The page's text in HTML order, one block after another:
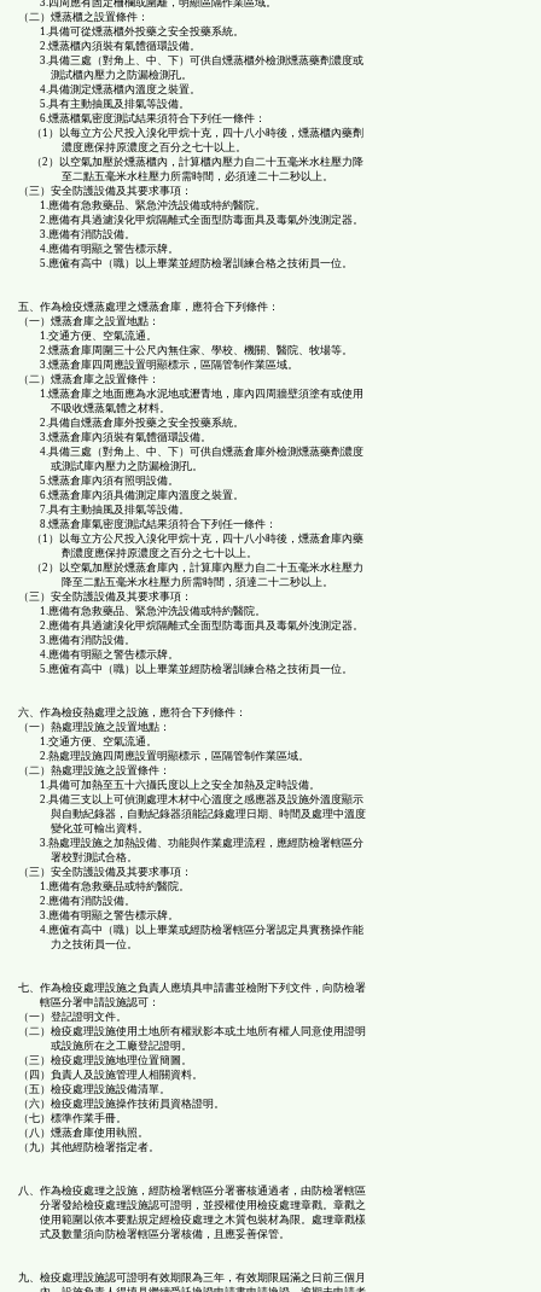
3.四周應有固定柵欄或圍籬，明顯區隔作業區域。
（二）燻蒸櫃之設置條件：
1.具備可從燻蒸櫃外投藥之安全投藥系統。
2.燻蒸櫃內須裝有氣體循環設備。
3.具備三處（對角上、中、下）可供自燻蒸櫃外檢測燻蒸藥劑濃度或
測試櫃內壓力之防漏檢測孔。
4.具備測定燻蒸櫃內溫度之裝置。
5.具有主動抽風及排氣等設備。
6.燻蒸櫃氣密度測試結果須符合下列任一條件：
（1）以每立方公尺投入溴化甲烷十克，四十八小時後，燻蒸櫃內藥劑
濃度應保持原濃度之百分之七十以上。
（2）以空氣加壓於燻蒸櫃內，計算櫃內壓力自二十五毫米水柱壓力降
至二點五毫米水柱壓力所需時間，必須達二十二秒以上。
（三）安全防護設備及其要求事項：
1.應備有急救藥品、緊急沖洗設備或特約醫院。
2.應備有具過濾溴化甲烷隔離式全面型防毒面具及毒氣外洩測定器。
3.應備有消防設備。
4.應備有明顯之警告標示牌。
5.應僱有高中（職）以上畢業並經防檢署訓練合格之技術員一位。
五、作為檢疫燻蒸處理之燻蒸倉庫，應符合下列條件：
（一）燻蒸倉庫之設置地點：
1.交通方便、空氣流通。
2.燻蒸倉庫周圍三十公尺內無住家、學校、機關、醫院、牧場等。
3.燻蒸倉庫四周應設置明顯標示，區隔管制作業區域。
（二）燻蒸倉庫之設置條件：
1.燻蒸倉庫之地面應為水泥地或瀝青地，庫內四周牆壁須塗有或使用
不吸收燻蒸氣體之材料。
2.具備自燻蒸倉庫外投藥之安全投藥系統。
3.燻蒸倉庫內須裝有氣體循環設備。
4.具備三處（對角上、中、下）可供自燻蒸倉庫外檢測燻蒸藥劑濃度
或測試庫內壓力之防漏檢測孔。
5.燻蒸倉庫內須有照明設備。
6.燻蒸倉庫內須具備測定庫內溫度之裝置。
7.具有主動抽風及排氣等設備。
8.燻蒸倉庫氣密度測試結果須符合下列任一條件：
（1）以每立方公尺投入溴化甲烷十克，四十八小時後，燻蒸倉庫內藥
劑濃度應保持原濃度之百分之七十以上。
（2）以空氣加壓於燻蒸倉庫內，計算庫內壓力自二十五毫米水柱壓力
降至二點五毫米水柱壓力所需時間，須達二十二秒以上。
（三）安全防護設備及其要求事項：
1.應備有急救藥品、緊急沖洗設備或特約醫院。
2.應備有具過濾溴化甲烷隔離式全面型防毒面具及毒氣外洩測定器。
3.應備有消防設備。
4.應備有明顯之警告標示牌。
5.應僱有高中（職）以上畢業並經防檢署訓練合格之技術員一位。
六、作為檢疫熱處理之設施，應符合下列條件：
（一）熱處理設施之設置地點：
1.交通方便、空氣流通。
2.熱處理設施四周應設置明顯標示，區隔管制作業區域。
（二）熱處理設施之設置條件：
1.具備可加熱至五十六攝氏度以上之安全加熱及定時設備。
2.具備三支以上可偵測處理木材中心溫度之感應器及設施外溫度顯示
與自動紀錄器，自動紀錄器須能記錄處理日期、時間及處理中溫度
變化並可輸出資料。
3.熱處理設施之加熱設備、功能與作業處理流程，應經防檢署轄區分
署校對測試合格。
（三）安全防護設備及其要求事項：
1.應備有急救藥品或特約醫院。
2.應備有消防設備。
3.應備有明顯之警告標示牌。
4.應僱有高中（職）以上畢業或經防檢署轄區分署認定具實務操作能
力之技術員一位。
七、作為檢疫處理設施之負責人應填具申請書並檢附下列文件，向防檢署
轄區分署申請設施認可：
（一）登記證明文件。
（二）檢疫處理設施使用土地所有權狀影本或土地所有權人同意使用證明
或設施所在之工廠登記證明。
（三）檢疫處理設施地理位置簡圖。
（四）負責人及設施管理人相關資料。
（五）檢疫處理設施設備清單。
（六）檢疫處理設施操作技術員資格證明。
（七）標準作業手冊。
（八）燻蒸倉庫使用執照。
（九）其他經防檢署指定者。
八、作為檢疫處理之設施，經防檢署轄區分署審核通過者，由防檢署轄區
分署發給檢疫處理設施認可證明，並授權使用檢疫處理章戳。章戳之
使用範圍以依本要點規定經檢疫處理之木質包裝材為限。處理章戳樣
式及數量須向防檢署轄區分署核備，且應妥善保管。
九、檢疫處理設施認可證明有效期限為三年，有效期限屆滿之日前三個月